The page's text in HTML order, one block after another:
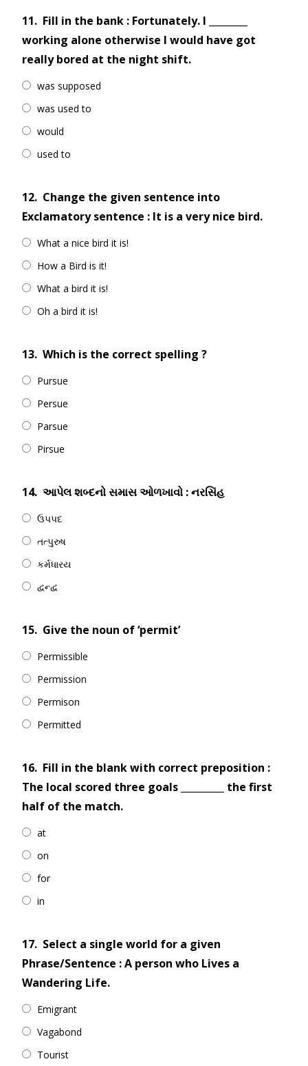
11. Fill in the bank : Fortunately. I ________
working alone otherwise I would have got
really bored at the night shift.
was supposed
was used to
would
used to
12. Change the given sentence into
Exclamatory sentence : It is a very nice bird.
What a nice bird it is!
How a Bird is it!
What a bird it is!
Oh a bird it is!
13. Which is the correct spelling ?
Pursue
Persue
Parsue
Pirsue
14. આપેલ શબ્દનો સમાસ ઓળખાવો : નરસિંહ
ઉપપદ
તત્પુરુષ
કર્મધારય
દ્વન્દ્વ
15. Give the noun of ‘permit’
Permissible
Permission
Permison
Permitted
16. Fill in the blank with correct preposition :
The local scored three goals _________ the first
half of the match.
at
on
for
in
17. Select a single world for a given
Phrase/Sentence : A person who Lives a
Wandering Life.
Emigrant
Vagabond
Tourist